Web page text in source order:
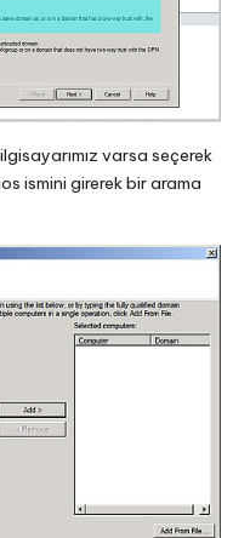
varsa seçerek
ismini girerek bir arama